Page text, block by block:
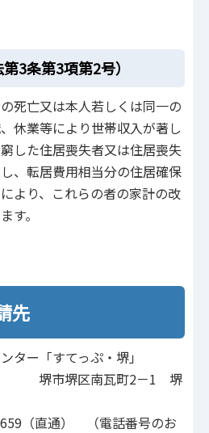
3条第3項第2号）
死亡又は本人若しくは同一の
休業等により世帯収入が著し
した住居喪失者又は住居喪失
、転居費用相当分の住居確保
より、これらの者の家計の改
す。
先
ター「すてっぷ・堺」
堺市堺区南瓦町2－1 堺
（直通） （電話番号のお